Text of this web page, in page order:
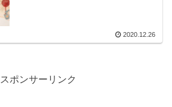
2020.12.26
スポンサーリンク